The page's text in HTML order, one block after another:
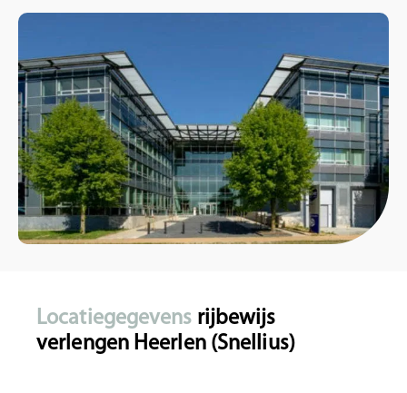
Locatiegegevens rijbewijs
verlengen Heerlen (Snellius)